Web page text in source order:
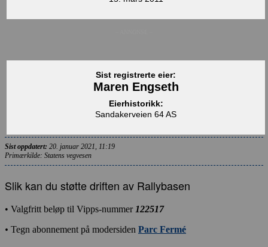
Sist registrerte eier:
Maren Engseth
Eierhistorikk:
Sandakerveien 64 AS
Sist oppdatert: 20. januar 2021, 11:19
Primærkilde: Statens vegvesen
Slik kan du støtte driften av Rallybasen
• Valgfritt beløp til Vipps-nummer122517
• Tegn abonnement på modersiden Parc Fermé